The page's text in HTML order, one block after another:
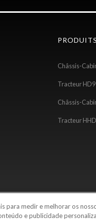
PRODUITS
Châssis-
Tracteur HD9
Châssis-
Tracteur
Politique de confidentialité
para medir e melhorar os
e publicidade